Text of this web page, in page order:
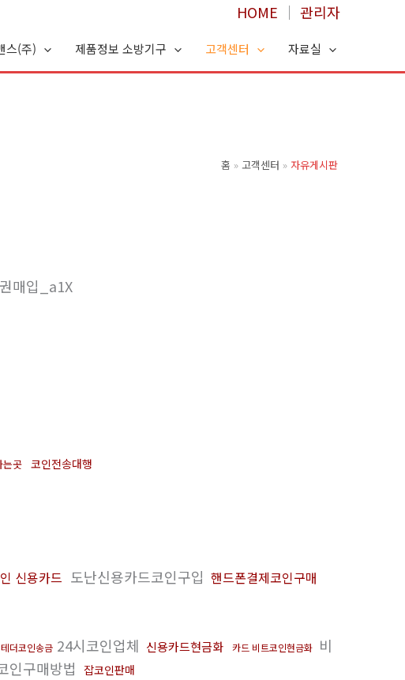
HOME │ 관리자
스(주) 제품정보 소방기구 고객센터 자료실
홈 고객센터 자유게시판
매입_a1X
는곳 코인전송대행
신용카드 도난신용카드코인구입 핸드폰결제코인구매
테더코인송금 24시코인업체 신용카드현금화 카드 비트코인현금화 비
인구매방법 잡코인판매